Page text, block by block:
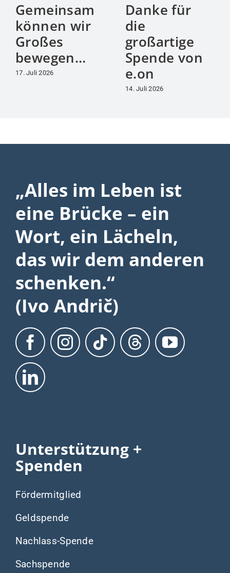
Gemeinsam
können wir
Großes
bewegen…
17. Juli 2026
Danke für
die
großartige
Spende von
e.on
14. Juli 2026
„Alles im Leben ist
eine Brücke – ein
Wort, ein Lächeln,
das wir dem anderen
schenken.“
(Ivo Andrič)
Unterstützung +
Spenden
Fördermitglied
Geldspende
Nachlass-Spende
Sachspende